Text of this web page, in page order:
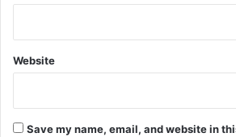
Website
Save my name, email, and website in